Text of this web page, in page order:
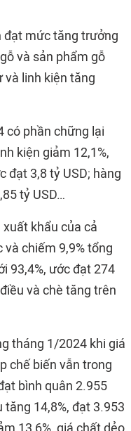
đạt mức tăng trưởng
và sản phẩm gỗ
và linh kiện tăng
có phần chững lại
kiện giảm 12,1%,
đạt 3,8 tỷ USD; hàng
tỷ USD…
khẩu của cả
chiếm 9,9% tổng
93,4%, ước đạt 274
và chè tăng trên
tháng 1/2024 khi giá
chế biến vẫn trong
bình quân 2.955
14,8%, đạt 3.953
13,6%, giá chất dẻo